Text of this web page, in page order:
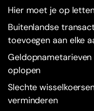
Hier moet je op
Buitenlandse
toevoegen aan elke
oplopen
Slechte
verminderen